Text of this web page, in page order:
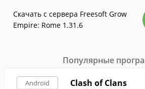
Скачать с сервера Freesoft Grow
Empire: Rome 1.31.6
Популярные
Android Clash of Clans